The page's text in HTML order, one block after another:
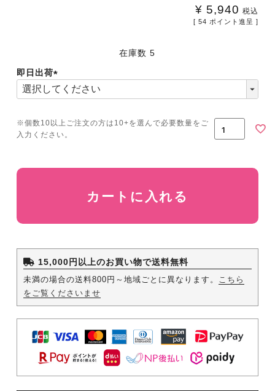
¥ 5,940 税込
[ 54 ポイント進呈 ]
即日出荷
(必
在庫数 5
カートに入れる
15,000円以上のお買い物で送料無料
未満の場合の送料800円～地域ごとに異なります。 こちら
をご覧くださいませ